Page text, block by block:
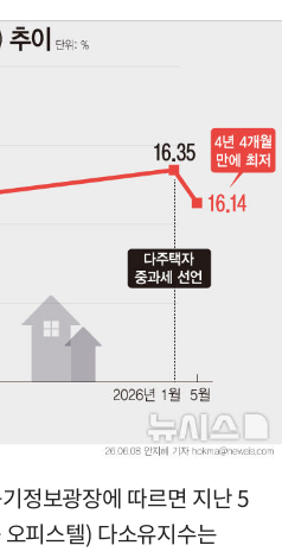
정보광장에 따르면 지난 5
피스텔) 다소유지수는